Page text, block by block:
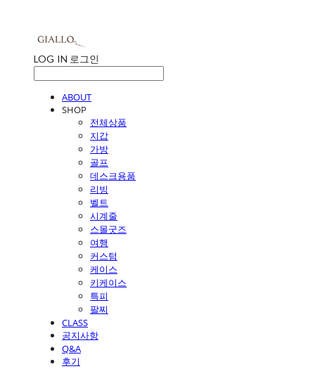
LOG IN 로그인
ABOUT
SHOP
전체상품
지갑
가방
골프
데스크용품
리빙
벨트
시계줄
스몰굿즈
여행
커스텀
케이스
키케이스
특피
팔찌
CLASS
공지사항
Q&A
후기